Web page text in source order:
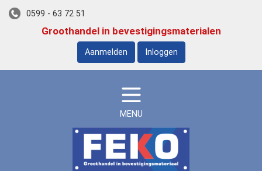
0599 - 63 72 51
Groothandel in bevestigingsmaterialen
Aanmelden Inloggen
MENU